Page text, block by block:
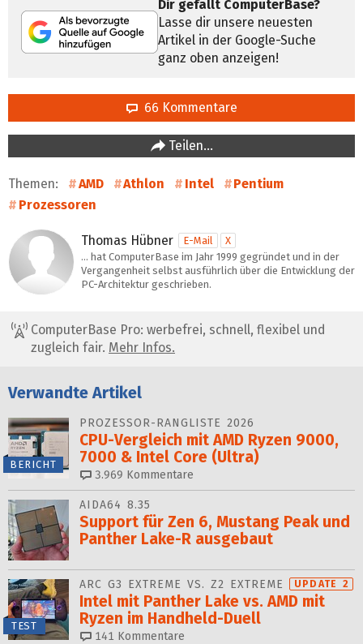
Dir gefällt ComputerBase?
Lasse dir unsere neuesten
Artikel in der Google-Suche
ganz oben anzeigen!
66 Kommentare
Teilen…
Themen: AMD Athlon Intel
Pentium
Prozessoren
Thomas Hübner E-Mail
X
… hat ComputerBase im Jahr 1999 gegründet und in der
Vergangenheit selbst ausführlich über die Entwicklung der
PC-Architektur geschrieben.
ComputerBase Pro: werbefrei, schnell, flexibel und
zugleich fair. Mehr Infos.
Verwandte Artikel
BERICHT
PROZESSOR-RANGLISTE 2026
CPU-Vergleich mit AMD Ryzen 9000,
7000 & Intel Core (Ultra)
3.969 Kommentare
AIDA64 8.35
Support für Zen 6, Mustang Peak und
Panther Lake-R ausgebaut
TEST
ARC G3 EXTREME VS. Z2 EXTREME UPDATE 2
Intel mit Panther Lake vs. AMD mit
Ryzen im Handheld-Duell
141 Kommentare